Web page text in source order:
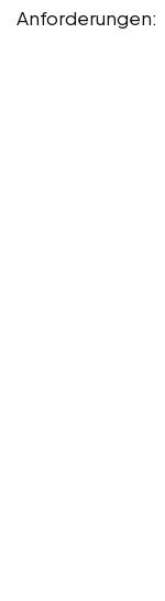
Anforderungen: